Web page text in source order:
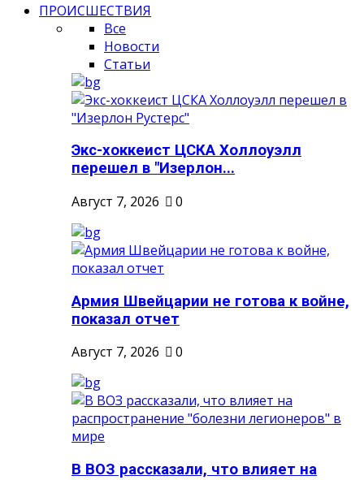
ПРОИСШЕСТВИЯ
Все
Новости
Статьи
Экс-хоккеист ЦСКА Холлоуэлл
перешел в "Изерлон...
Август 7, 2026
0
Армия Швейцарии не готова к войне,
показал отчет
Август 7, 2026
0
В ВОЗ рассказали, что влияет на